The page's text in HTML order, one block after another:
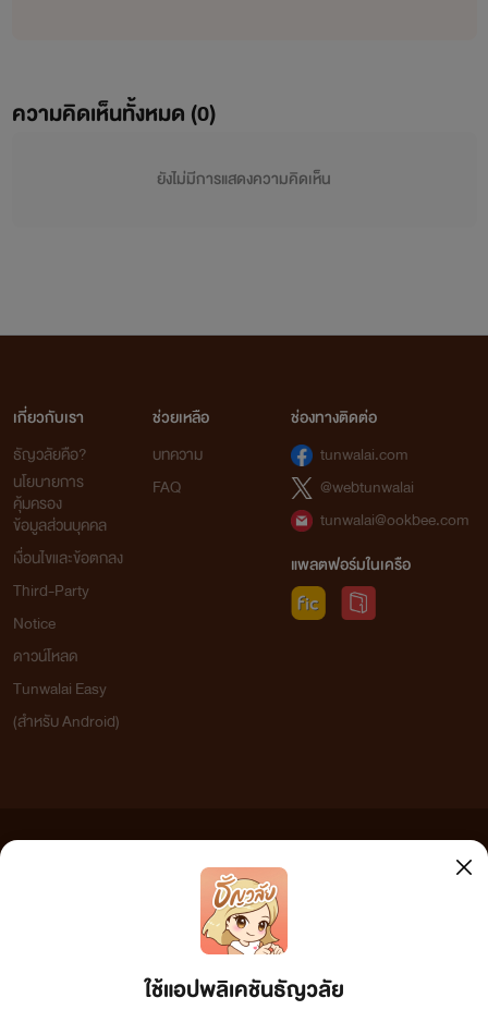
ความคิดเห็นทั้งหมด (0)
ยังไม่มีการแสดงความคิดเห็น
ใช้แอปพลิเคชันธัญวลัย
เกี่ยวกับเรา
ธัญวลัยคือ?
นโยบายการ
คุ้มครอง
ข้อมูลส่วนบุคคล
เงื่อนไขและข้อตกลง
Third-Party
Notice
ดาวน์โหลด
Tunwalai Easy
(สำหรับ Android)
ช่วยเหลือ
บทความ
FAQ
ช่องทางติดต่อ
tunwalai.com
@webtunwalai
tunwalai@ookbee.com
แพลตฟอร์มในเครือ
เว็บไซต์แห่งนี้ไม่ได้เห็นด้วยและไม่ขอรับผิดชอบต่อข้อความใดๆ ทั้งสิ้น ดังนั้นผู้อ่านทุกท่านโปรดใช้
วิจารณญาณในการกลั่นกรองด้วยตนเอง และหากท่านพบข้อความใดๆ ที่ขัดต่อกฎหมายและศีลธรรม
กรุณาแจ้งมาที่ tunwalai@ookbee.com เพื่อทีมงานจะได้ดำเนินการในทันที ทั้งนี้ ทางเว็บไซต์ขอสงวน
ลิขสิทธิ์ตามพระราชบัญญัติลิขสิทธิ์ (ฉบับเพิ่มเติม) พ.ศ.2558